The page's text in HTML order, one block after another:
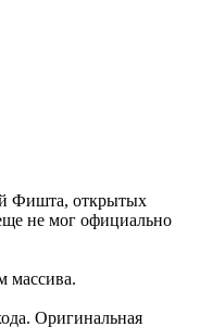
Фишта, открытых
не мог официально
массива.
Оригинальная